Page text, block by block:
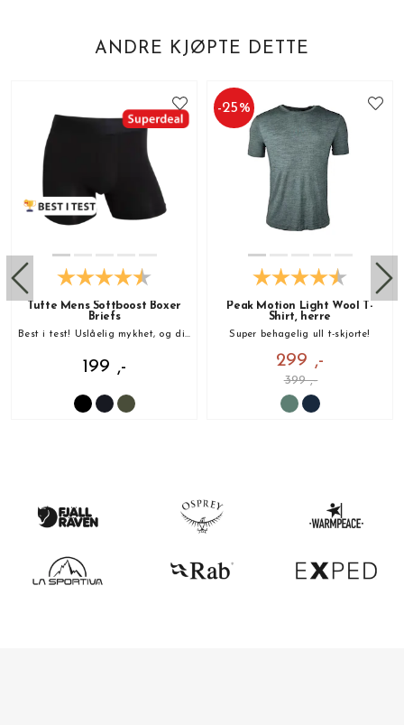
ANDRE KJØPTE DETTE
Tufte Mens Softboost Boxer
Briefs
Best i test! Uslåelig mykhet, og din nye favoritt!
199 ,-
-25%
Peak Motion Light Wool T-
Shirt, herre
Super behagelig ull t-skjorte!
299 ,-
399 ,-